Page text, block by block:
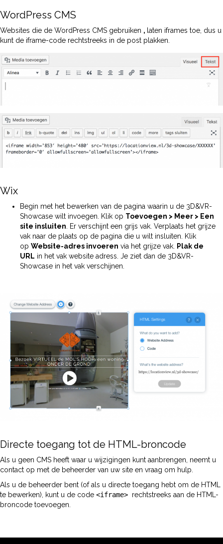
WordPress CMS
Websites die de WordPress CMS gebruiken , laten iframes toe, dus u
kunt de iframe-code rechtstreeks in de post plakken.
Wix
Begin met het bewerken van de pagina waarin u de 3D&VR-
Showcase wilt invoegen. Klik op Toevoegen > Meer > Een
site insluiten . Er verschijnt een grijs vak. Verplaats het grijze
vak naar de plaats op de pagina die u wilt insluiten. Klik
op Website-adres invoeren via het grijze vak. Plak de
URL in het vak website adress. Je ziet dan de 3D&VR-
Showcase in het vak verschijnen.
Directe toegang tot de HTML-broncode
Als u geen CMS heeft waar u wijzigingen kunt aanbrengen, neemt u
contact op met de beheerder van uw site en vraag om hulp.
Als u de beheerder bent (of als u directe toegang hebt om de HTML
te bewerken), kunt u de code <iframe> rechtstreeks aan de HTML-
broncode toevoegen.